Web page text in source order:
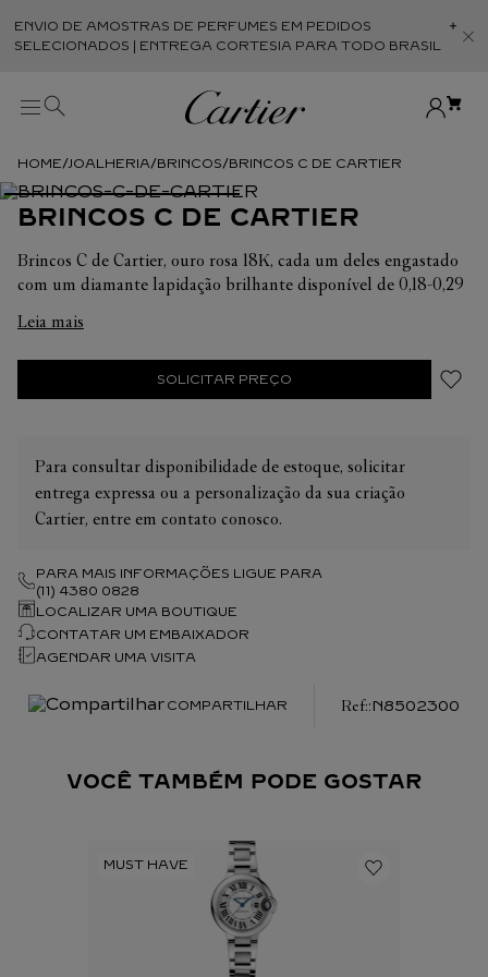
ENVIO DE AMOSTRAS DE PERFUMES EM PEDIDOS
SELECIONADOS | ENTREGA CORTESIA PARA TODO BRASIL
JOALHERIA BRINCOS BRINCOS C DE CARTIER
BRINCOS C DE CARTIER
Brincos C de Cartier, ouro rosa 18K, cada um deles engastado
com um diamante lapidação brilhante disponível de 0,18-0,29
Em cada uma de suas criações, a Cartier busca sempre
valorizar a harmonia da peça. É por isso que o peso em
quilates e a quantidade de pedras podem apresentar ligeiras
consultar as nossas equipes de venda.
Leia mais
SOLICITAR PREÇO
Para consultar disponibilidade de estoque, solicitar
entrega expressa ou a personalização da sua criação
Cartier, entre em contato conosco.
PARA MAIS INFORMAÇÕES LIGUE PARA
(11) 4380 0828
LOCALIZAR UMA BOUTIQUE
CONTATAR UM EMBAIXADOR
AGENDAR UMA VISITA
COMPARTILHAR :N8502300
VOCÊ TAMBÉM PODE GOSTAR